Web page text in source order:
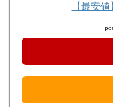
【最安